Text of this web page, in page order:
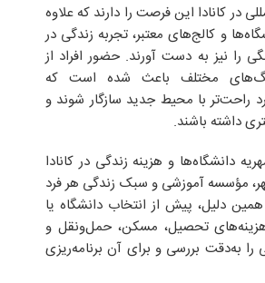
در کانادا این فرصت را دارند که علاوه
و کالج‌های معتبر، تجربه زندگی در
را نیز به دست آورند. حضور افراد از
مختلف باعث شده است که
راحت‌تر با محیط جدید سازگار شوند و
داشته باشند.
دانشگاه‌ها و هزینه زندگی در کانادا
مؤسسه آموزشی و سبک زندگی هر فرد
دلیل، پیش از انتخاب دانشگاه یا
تحصیل، مسکن، حمل‌ونقل و
را به‌دقت بررسی و برای آن برنامه‌ریزی